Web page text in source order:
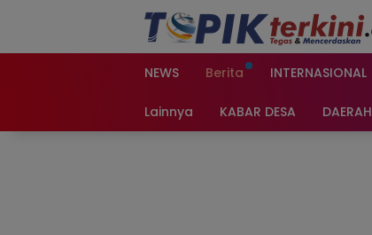
NEWS Berita INTERNASIONAL
Lainnya KABAR DESA DAERAH